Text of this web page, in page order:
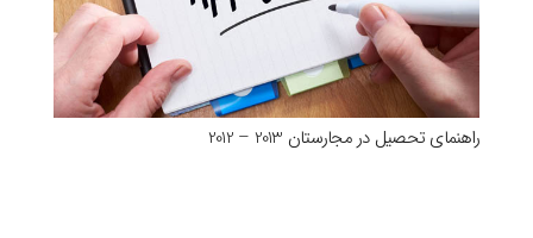
راهنمای تحصیل در مجارستان 2013 – 2012